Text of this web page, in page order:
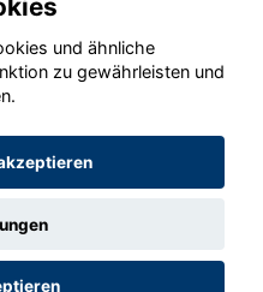
2020 - 2026
und ähnliche
zu gewährleisten und